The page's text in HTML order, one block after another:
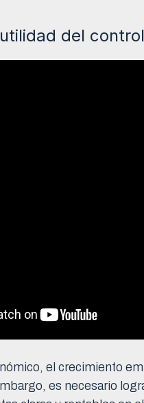
del
el crecimiento
es necesario